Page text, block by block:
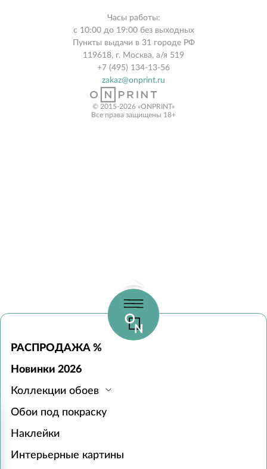
РАСПРОДАЖА %
Новинки 2026
Коллекции обоев
Обои под покраску
Наклейки
Интерьерные картины
Часы работы:
с 10:00 до 19:00 без выходных
Пункты выдачи в 31 городе РФ
119618, г. Москва, а/я 519
+7 (495) 134-13-56
zakaz@onprint.ru
© 2015-2026 «ONPRINT»
Все права защищены 18+‎